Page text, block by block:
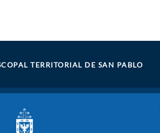
TERRITORIAL DE SAN PABLO